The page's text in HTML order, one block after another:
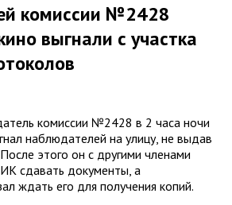
комиссии №2428
выгнали с участка
комиссии №2428 в 2 часа ночи
наблюдателей на улицу, не выдав
этого он с другими членами
сдавать документы, а
ждать его для получения копий.